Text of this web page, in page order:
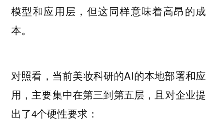
模型和应用层，但这同样意味着高昂的成
本。
对照看，当前美妆科研的AI的本地部署和应
用，主要集中在第三到第五层，且对企业提
出了4个硬性要求：